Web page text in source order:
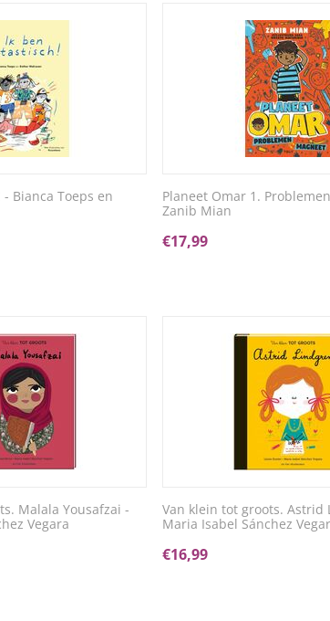
Bianca Toeps en
Planeet Omar 1.
Zanib Mian
€17,99
Malala Yousafzai -
Vegara
Van klein tot groots. Astrid
Maria Isabel Sánchez
€16,99